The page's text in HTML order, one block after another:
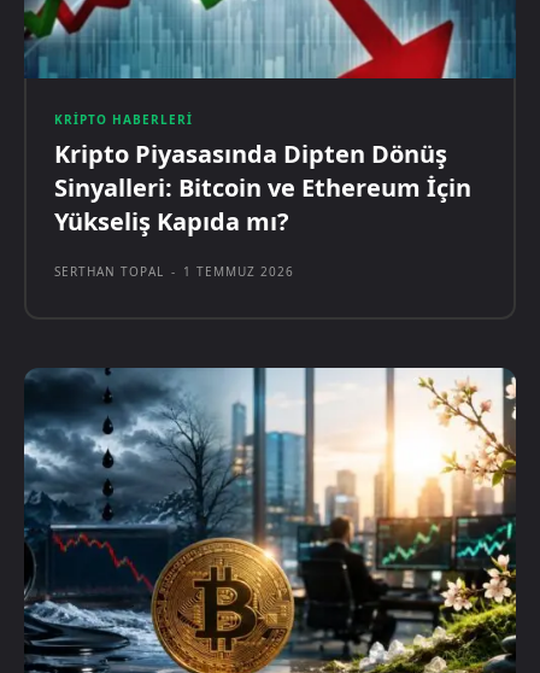
KRIPTO HABERLERI
Kripto Piyasasında Dipten Dönüş
Sinyalleri: Bitcoin ve Ethereum İçin
Yükseliş Kapıda mı?
SERTHAN TOPAL - 1 TEMMUZ 2026